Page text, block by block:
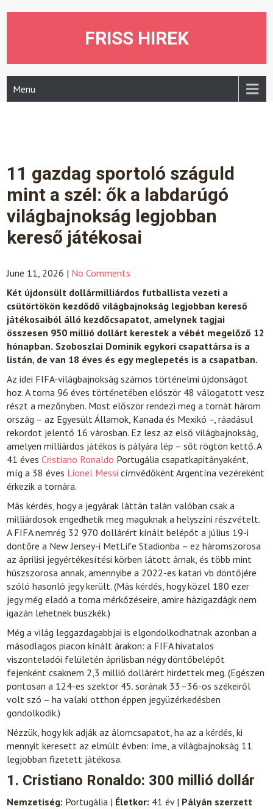
FRISS HIREK
Menu
11 gazdag sportoló száguld
mint a szél: ők a labdarúgó
világbajnokság legjobban
kereső játékosai
June 11, 2026 | No Comments
Két újdonsült dollármilliárdos futballista vezeti a
csütörtökön kezdődő világbajnokság legjobban kereső
játékosaiból álló kezdőcsapatot, amelynek tagjai
összesen 950 millió dollárt kerestek a vébét megelőző 12
hónapban. Szoboszlai Dominik egykori csapattársa is a
listán, de van 18 éves és egy meglepetés is a csapatban.
Az idei FIFA-világbajnokság számos történelmi újdonságot
hoz. A torna 96 éves történetében először 48 válogatott vesz
részt a mezőnyben. Most először rendezi meg a tornát három
ország – az Egyesült Államok, Kanada és Mexikó –, ráadásul
rekordot jelentő 16 városban. Ez lesz az első világbajnokság,
amelyen milliárdos játékos is pályára lép – sőt rögtön kettő. A
41 évesCristiano Ronaldo Portugália csapatkapitányaként,
míg a 38 éves Lionel Messi címvédőként Argentína vezéreként
érkezik a tornára.
Más kérdés, hogy a jegyárak láttán talán valóban csak a
milliárdosok engedhetik meg maguknak a helyszíni részvételt.
A FIFA nemrég 32 970 dollárért kínált belépőt a július 19-i
döntőre a New Jersey-i MetLife Stadionba – ez háromszorosa
az áprilisi jegyértékesítési körben látott árnak, és több mint
húszszorosa annak, amennyibe a 2022-es katari vb döntőjére
szóló hasonló jegy került. (Más kérdés, hogy közel 180 ezer
jegy még eladó a torna mérkőzéseire, amire házigazdágk nem
igazán lehetnek büszkék.)
Még a világ leggazdagabbjai is elgondolkodhatnak azonban a
másodlagos piacon kínált árakon: a FIFA hivatalos
viszonteladói felületén áprilisban négy döntőbelépőt
fejenként csaknem 2,3 millió dollárért hirdettek meg. (Egészen
pontosan a 124-es szektor 45. sorának 33–36-os székeiről
volt szó – ha valaki otthon éppen jegyüzérkedésben
gondolkodik.)
Nézzük, hogy kik adják az álomcsapatot, ha az a kérdés, ki
mennyit keresett az elmúlt évben: íme, a világbajnokság 11
legjobban fizetett játékosa.
1. Cristiano Ronaldo: 300 millió dollár
Nemzetiség: Portugália | Életkor: 41 év | Pályán szerzett